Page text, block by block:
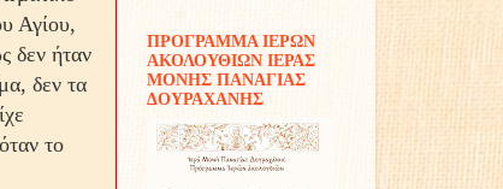
Αγίου,
δεν ήταν
δεν τα
το
ΠΡΟΓΡΑΜΜΑ ΙΕΡΩΝ
ΑΚΟΛΟΥΘΙΩΝ ΙΕΡΑΣ
ΜΟΝΗΣ ΠΑΝΑΓΙΑΣ
ΔΟΥΡΑΧΑΝΗΣ